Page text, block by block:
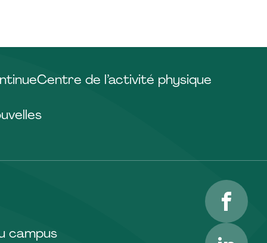
Centre de l’activité physique
campus